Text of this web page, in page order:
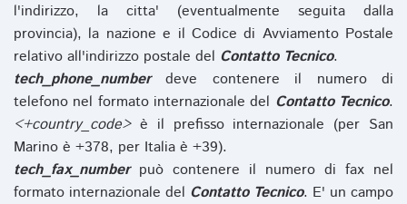
l'indirizzo, la citta' (eventualmente seguita dalla
provincia), la nazione e il Codice di Avviamento Postale
relativo all'indirizzo postale del Contatto Tecnico.
tech_phone_numberdeve contenere il numero di
telefono nel formato internazionale del Contatto Tecnico.
<+country_code>è il prefisso internazionale (per San
Marino è +378, per Italia è +39).
tech_fax_numberpuò contenere il numero di fax nel
formato internazionale del Contatto Tecnico. E' un campo